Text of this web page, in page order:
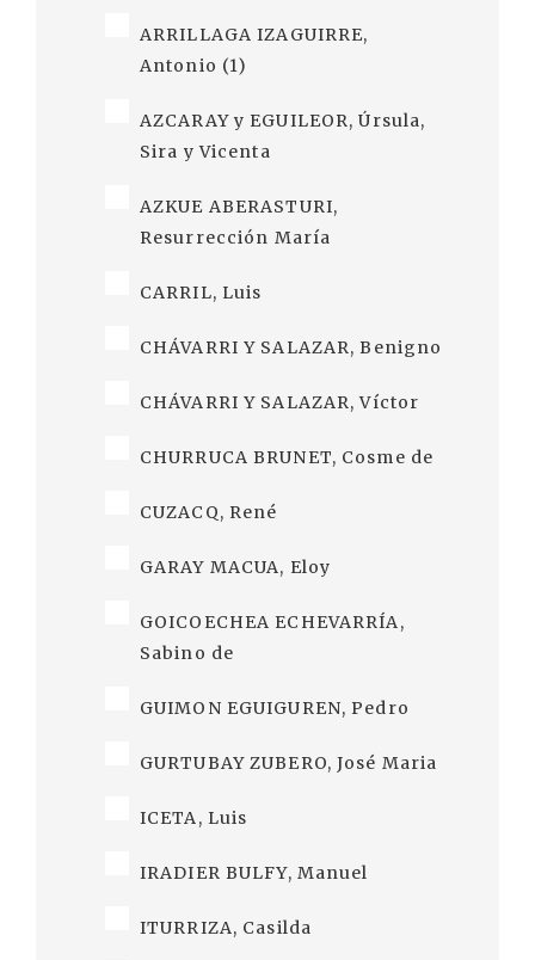
ARRILLAGA IZAGUIRRE,
Antonio (1)
AZCARAY y EGUILEOR, Úrsula,
Sira y Vicenta
AZKUE ABERASTURI,
Resurrección María
CARRIL, Luis
CHÁVARRI Y SALAZAR, Benigno
CHÁVARRI Y SALAZAR, Víctor
CHURRUCA BRUNET, Cosme de
CUZACQ, René
GARAY MACUA, Eloy
GOICOECHEA ECHEVARRÍA,
Sabino de
GUIMON EGUIGUREN, Pedro
GURTUBAY ZUBERO, José Maria
ICETA, Luis
IRADIER BULFY, Manuel
ITURRIZA, Casilda